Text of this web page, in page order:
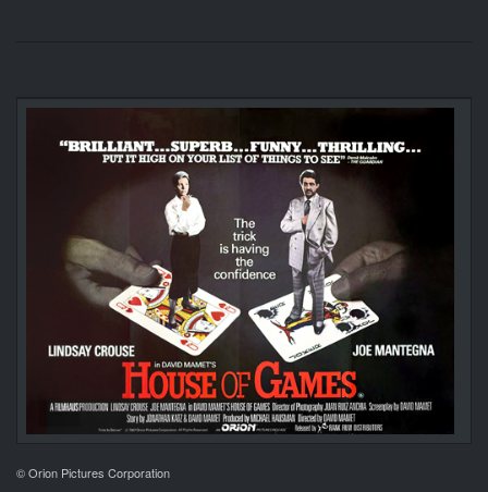
© Orion Pictures Corporation